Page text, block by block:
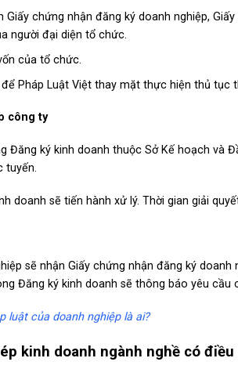
chứng nhận đăng ký doanh nghiệp,
người đại diện tổ chức.
của tổ chức.
Pháp Luật Việt thay mặt thực hiện thủ tục
công ty
Đăng ký kinh doanh thuộc Sở Kế hoạch và
tuyến.
doanh sẽ tiến hành xử lý. Thời gian giải
sẽ nhận Giấy chứng nhận đăng ký
Đăng ký kinh doanh sẽ thông báo yêu cầu
luật của doanh nghiệp là ai?
kinh doanh ngành nghề có điều